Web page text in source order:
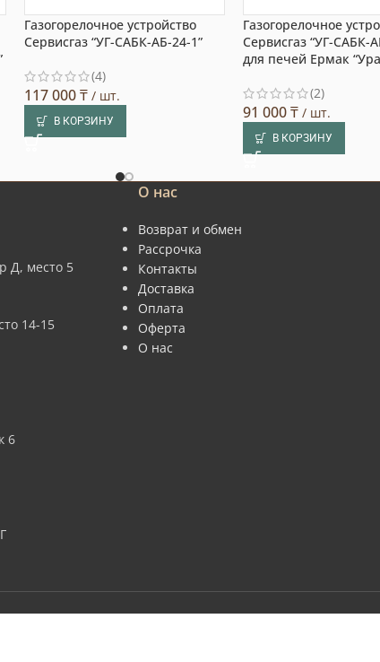
Газогорелочное устройство
Сервисгаз “УГ-САБК-АБ-24-1”
(4)
117 000₸/ шт.
В КОРЗИНУ
Газогорелочное
Сервисгаз “УГ-САБК-
для печей Ермак
(2)
91 000₸ / шт.
В КОРЗИНУ
Д, место 5
14-15
6
О нас
Возврат и обмен
Рассрочка
Контакты
Доставка
Оплата
Оферта
О нас